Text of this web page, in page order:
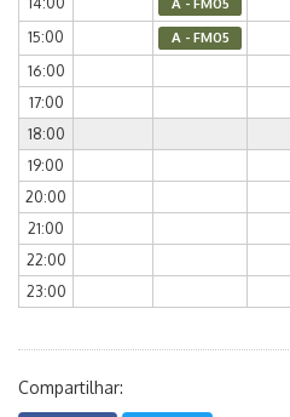
15:00 A - FM05
16:00
17:00
18:00
19:00
20:00
21:00
22:00
23:00
Compartilhar: